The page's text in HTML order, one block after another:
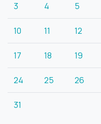
3 4 5
10 11 12
17 18 19
24 25 26
31